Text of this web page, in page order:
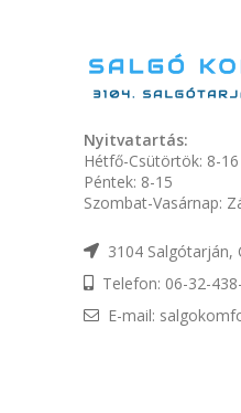
Nyitvatartás:
Hétfő-Csütörtök: 8-16
Péntek: 8-15
Szombat-Vasárnap:
3104 Salgótarján,
Telefon: 06-32-
E-mail: